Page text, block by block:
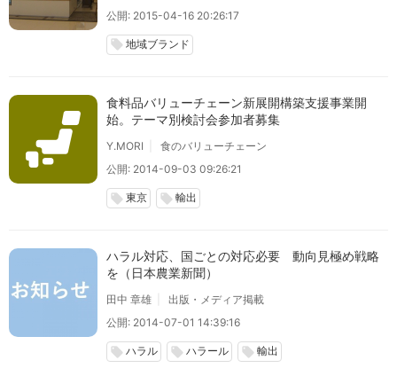
公開: 2015-04-16 20:26:17
local_offer 地域ブランド
食料品バリューチェーン新展開構築支援事業開
始。テーマ別検討会参加者募集
Y.MORI
食のバリューチェーン
公開: 2014-09-03 09:26:21
local_offer 東京 local_offer 輸出
ハラル対応、国ごとの対応必要 動向見極め戦略
を（日本農業新聞）
田中 章雄
出版・メディア掲載
公開: 2014-07-01 14:39:16
local_offer ハラル local_offer ハラール local_offer 輸出